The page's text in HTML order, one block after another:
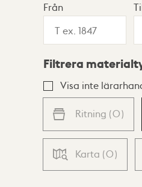
Visningsläge
Lista Karta
Från
Filtrera
Visa inte
Ritning (0)
Karta (0)